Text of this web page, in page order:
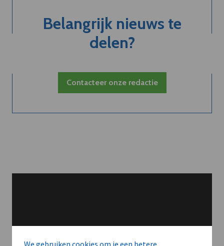
We gebruiken cookies om je een betere
Belangrijk nieuws te
delen?
Contacteer onze redactie